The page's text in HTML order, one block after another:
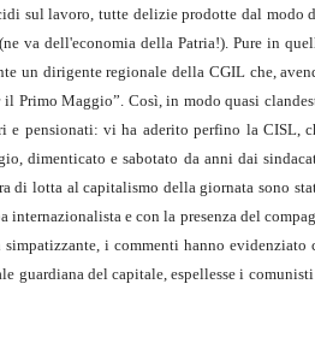
sul lavoro, tutte delizie prodotte dal modo
va dell'economia della Patria!). Pure in
un dirigente regionale della CGIL che,
Primo Maggio”. Così, in modo quasi
pensionati: vi ha aderito perfino la CISL,
dimenticato e sabotato da anni dai
di lotta al capitalismo della giornata sono
e con la presenza del
i commenti hanno evidenziato
guardiana del capitale, espellesse i